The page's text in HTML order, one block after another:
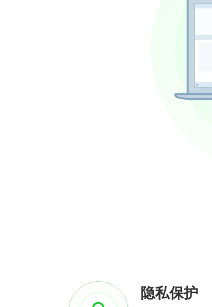
隐私保护